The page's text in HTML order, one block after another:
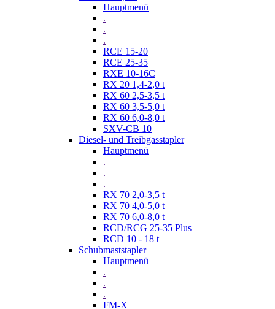
Hauptmenü
.
.
.
RCE 15-20
RCE 25-35
RXE 10-16C
RX 20 1,4-2,0 t
RX 60 2,5-3,5 t
RX 60 3,5-5,0 t
RX 60 6,0-8,0 t
SXV-CB 10
Diesel- und Treibgasstapler
Hauptmenü
.
.
.
RX 70 2,0-3,5 t
RX 70 4,0-5,0 t
RX 70 6,0-8,0 t
RCD/RCG 25-35 Plus
RCD 10 - 18 t
Schubmaststapler
Hauptmenü
.
.
.
FM-X